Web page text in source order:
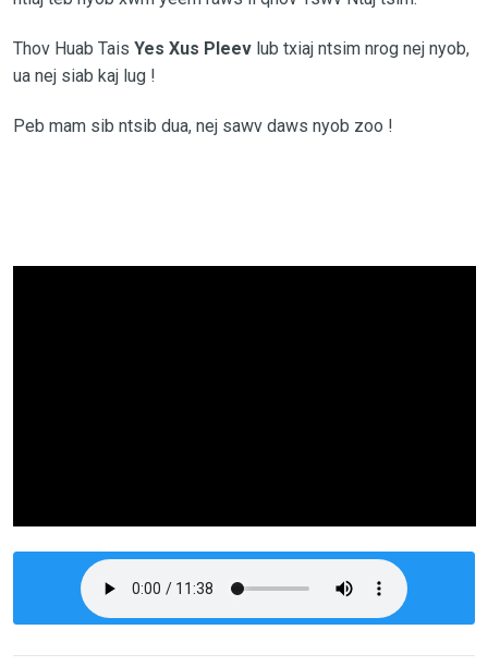
Thov Huab Tais Yes Xus Pleevlub txiaj ntsim nrog nej nyob,
ua nej siab kaj lug !
Peb mam sib ntsib dua, nej sawv daws nyob zoo !